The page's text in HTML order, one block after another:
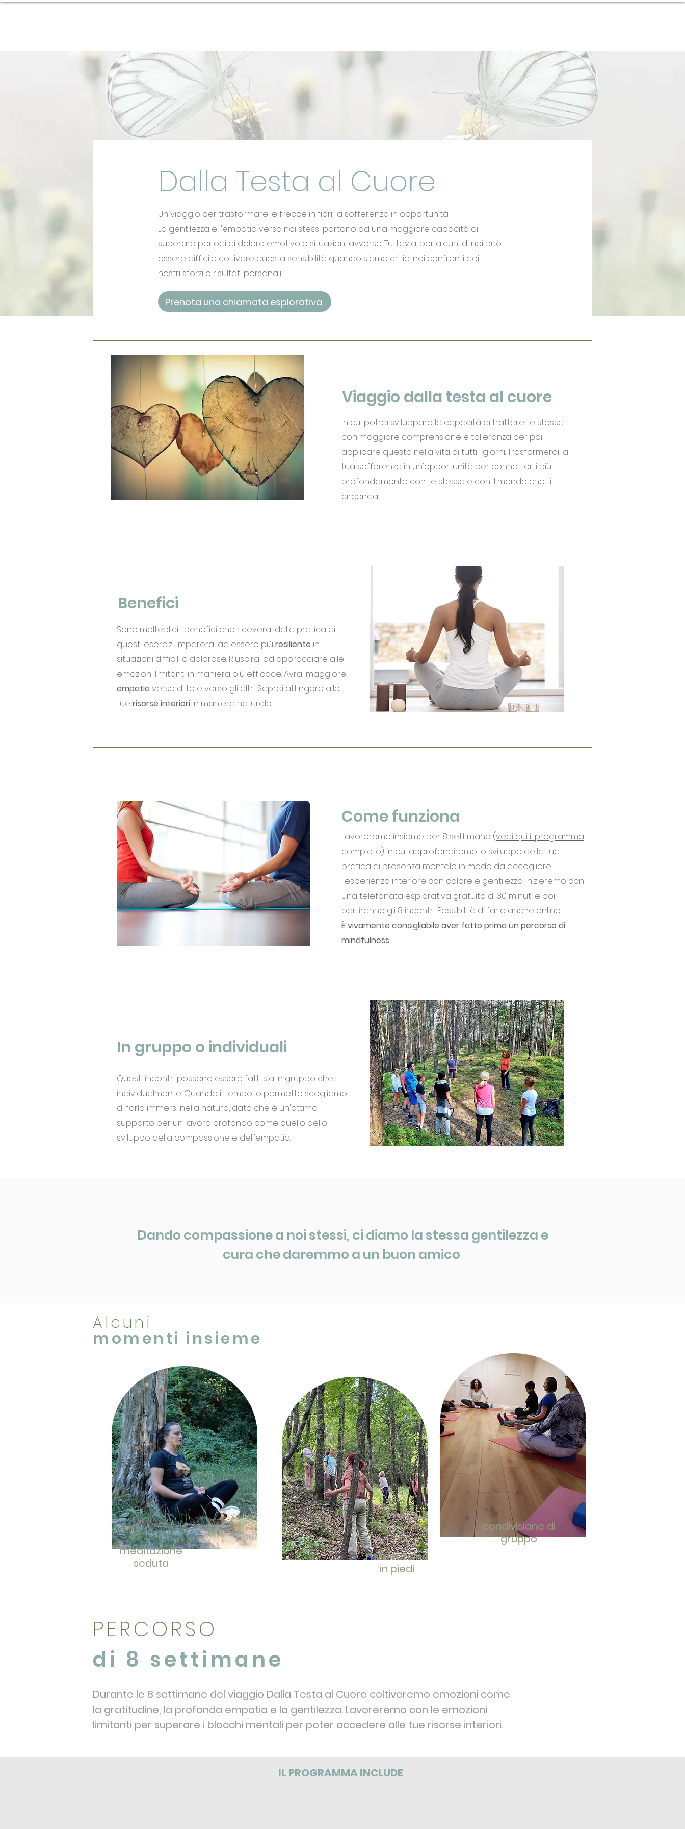
Dalla Testa al Cuore
Un viaggio per trasformare le frecce in fiori, la sofferenza in opportunità.
La gentilezza e l'empatia verso noi stessi portano ad una maggiore capacità di
superare periodi di dolore emotivo e situazioni avverse. Tuttavia, per alcuni di noi può
essere difficile coltivare questa sensibilità quando siamo critici nei confronti dei
nostri sforzi e risultati personali.
Prenota una chiamata esplorativa
Viaggio dalla testa al cuore
In cui potrai sviluppare la capacità di trattare te stessa
con maggiore comprensione e tolleranza per poi
applicare questo nella vita di tutti i giorni. Trasformerai la
tua sofferenza in un'opportunità per connetterti più
profondamente con te stessa e con il mondo che ti
circonda.
Benefici
Sono molteplici i benefici che riceverai dalla pratica di
questi esercizi. Imparerai ad essere più resiliente in
situazioni difficili o dolorose. Riuscirai ad approcciare alle
emozioni limitanti in maniera più efficace. Avrai maggiore
empatia verso di te e verso gli altri. Saprai attingere alle
tue risorse interiori in maniera naturale.
Come funziona
Lavoreremo insieme per 8 settimane (vedi qui il programma
completo) in cui approfondiremo lo sviluppo della tua
pratica di presenza mentale in modo da accogliere
l'esperienza interiore con calore e gentilezza. Inizieremo con
una telefonata esplorativa gratuita di 30 minuti e poi
partiranno gli 8 incontri. Possibilità di farlo anche online.
È vivamente consigliabile aver fatto prima un percorso di
mindfulness.
In gruppo o individuali
Questi incontri possono essere fatti sia in gruppo che
individualmente. Quando il tempo lo permette scegliamo
di farlo immersi nella natura, dato che è un'ottimo
supporto per un lavoro profondo come quello dello
sviluppo della compassione e dell'empatia.
Dando compassione a noi stessi, ci diamo la stessa gentilezza e
cura che daremmo a un buon amico
Alcuni
momenti insieme
meditazione
seduta
meditazione
in piedi
condivisione di
gruppo
PERCORSO
di 8 settimane
Durante le 8 settimane del viaggio Dalla Testa al Cuore coltiveremo emozioni come
la gratitudine, la profonda empatia e la gentilezza. Lavoreremo con le emozioni
limitanti per superare i blocchi mentali per poter accedere alle tue risorse interiori.
IL PROGRAMMA INCLUDE